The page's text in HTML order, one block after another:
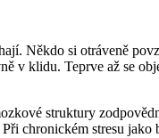
Někdo si otráveně
v klidu. Teprve až se
struktury
chronickém stresu jako